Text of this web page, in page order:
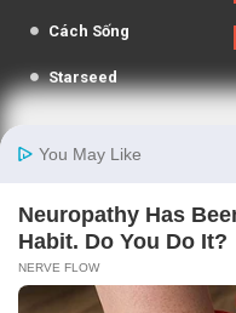
Cách Sống
Starseed